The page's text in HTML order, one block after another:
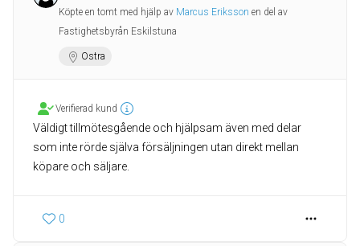
Köpte en tomt med hjälp av Marcus Eriksson en del av
Fastighetsbyrån Eskilstuna
Ostra
Verifierad kund
Väldigt tillmötesgående och hjälpsam även med delar
som inte rörde själva försäljningen utan direkt mellan
köpare och säljare.
0